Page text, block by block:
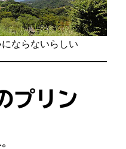
ならないらしい
プリン